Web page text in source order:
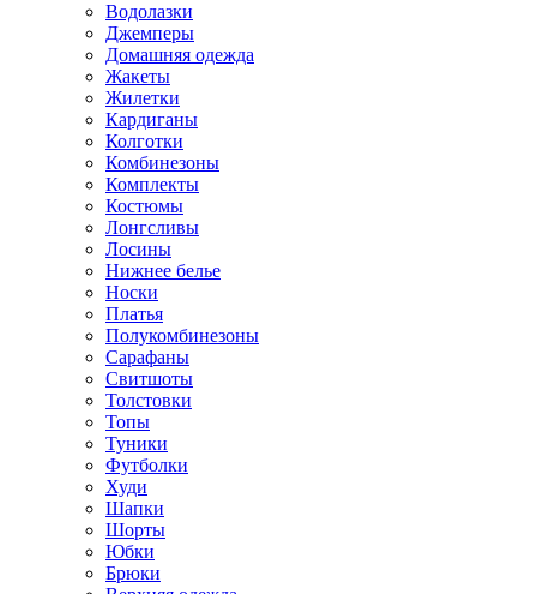
Водолазки
Джемперы
Домашняя одежда
Жакеты
Жилетки
Кардиганы
Колготки
Комбинезоны
Комплекты
Костюмы
Лонгсливы
Лосины
Нижнее белье
Носки
Платья
Полукомбинезоны
Сарафаны
Свитшоты
Толстовки
Топы
Туники
Футболки
Худи
Шапки
Шорты
Юбки
Брюки